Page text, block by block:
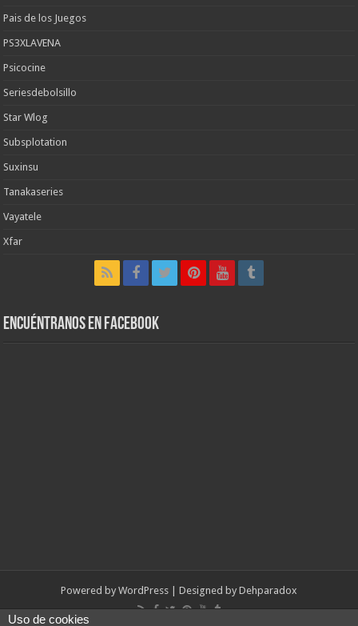
Pais de los Juegos
PS3XLAVENA
Psicocine
Seriesdebolsillo
Star Wlog
Subsplotation
Suxinsu
Tanakaseries
Vayatele
Xfar
Encuéntranos en Facebook
Powered by WordPress | Designed by Dehparadox
Uso de cookies